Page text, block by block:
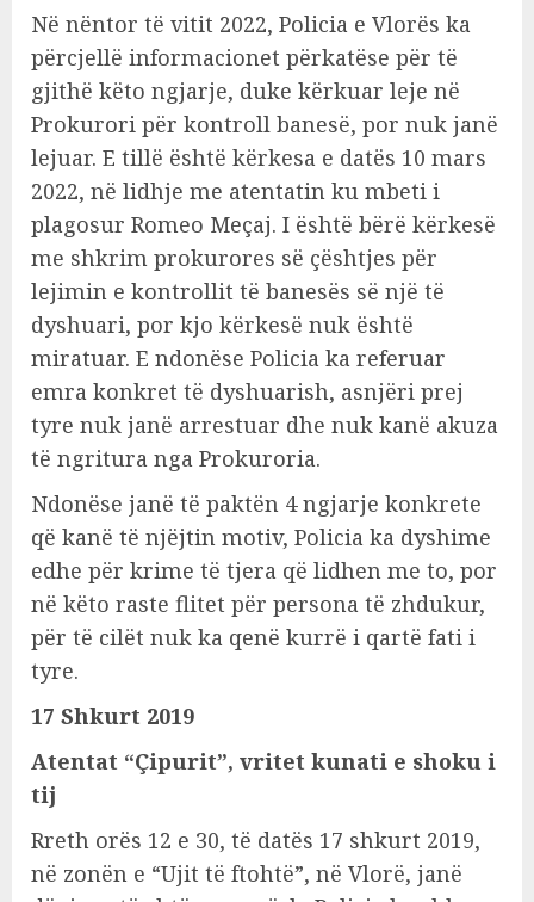
Në nëntor të vitit 2022, Policia e Vlorës ka
përcjellë informacionet përkatëse për të
gjithë këto ngjarje, duke kërkuar leje në
Prokurori për kontroll banesë, por nuk janë
lejuar. E tillë është kërkesa e datës 10 mars
2022, në lidhje me atentatin ku mbeti i
plagosur Romeo Meçaj. I është bërë kërkesë
me shkrim prokurores së çështjes për
lejimin e kontrollit të banesës së një të
dyshuari, por kjo kërkesë nuk është
miratuar. E ndonëse Policia ka referuar
emra konkret të dyshuarish, asnjëri prej
tyre nuk janë arrestuar dhe nuk kanë akuza
të ngritura nga Prokuroria.
Ndonëse janë të paktën 4 ngjarje konkrete
që kanë të njëjtin motiv, Policia ka dyshime
edhe për krime të tjera që lidhen me to, por
në këto raste flitet për persona të zhdukur,
për të cilët nuk ka qenë kurrë i qartë fati i
tyre.
17 Shkurt 2019
Atentat “Çipurit”, vritet kunati e shoku i
tij
Rreth orës 12 e 30, të datës 17 shkurt 2019,
në zonën e “Ujit të ftohtë”, në Vlorë, janë